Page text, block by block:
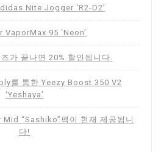
Nite Jogger ‘R2-D2’
VaporMax 95 ‘Neon’
가 끝나면 20% 할인됩니다.
를 통한 Yeezy Boost 350 V2
‘Yeshaya’
“Sashiko”팩이 현재 제공됩니
다!